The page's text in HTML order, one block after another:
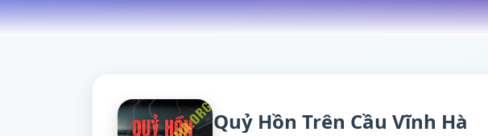
Quỷ Hồn Trên Cầu Vĩnh Hà